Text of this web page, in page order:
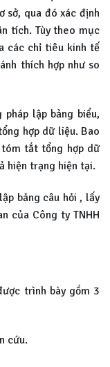
sở, qua đó xác định
tích. Tùy theo mục
các chỉ tiêu kinh tế
thích hợp như so
lập bảng biểu,
hợp dữ liệu. Bao
tóm tắt tổng hợp dữ
hiện trạng hiện tại.
bảng câu hỏi , lấy
của Công ty TNHH
trình bày gồm 3
cứu.